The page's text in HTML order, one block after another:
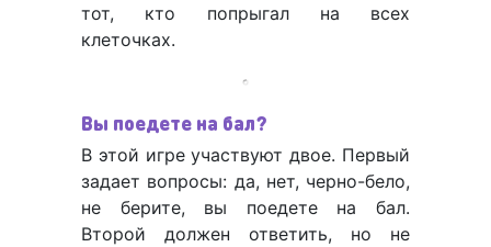
тот, кто попрыгал на всех
клеточках.
Вы поедете на бал?
В этой игре участвуют двое. Первый
задает вопросы: да, нет, черно-бело,
не берите, вы поедете на бал.
Второй должен ответить, но не